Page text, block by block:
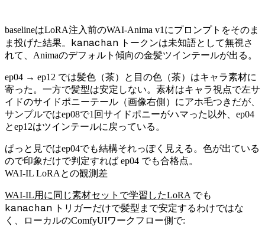
baselineはLoRA注入前のWAI-Anima v1にプロンプトをそのま
ま投げた結果。 kanachan トークンは未知語として無視さ
れて、Animaのデフォルト傾向の金髪ツインテールが出る。
ep04 → ep12 では髪色（茶）と目の色（茶）はキャラ素材に
寄った。一方で髪型は安定しない。素材はキャラ視点で左サ
イドのサイドポニーテール（画像右側）にアホ毛つきだが、
サンプルではep08で1回サイドポニーがハマった以外、ep04
とep12はツインテールに戻っている。
ぱっと見ではep04でも結構それっぽく見える。色が出ている
ので印象だけで判定すれば ep04 でも合格点。
WAI-IL LoRAとの観測差
WAI-IL用に同じ素材セットで学習したLoRA でも
kanachan トリガーだけで髪型まで安定するわけではな
く、ローカルのComfyUIワークフロー側で: